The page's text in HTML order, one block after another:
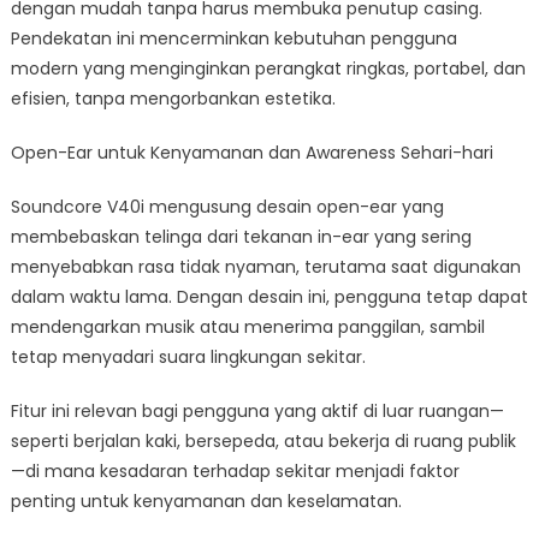
dengan mudah tanpa harus membuka penutup casing.
Pendekatan ini mencerminkan kebutuhan pengguna
modern yang menginginkan perangkat ringkas, portabel, dan
efisien, tanpa mengorbankan estetika.
Open-Ear untuk Kenyamanan dan Awareness Sehari-hari
Soundcore V40i mengusung desain open-ear yang
membebaskan telinga dari tekanan in-ear yang sering
menyebabkan rasa tidak nyaman, terutama saat digunakan
dalam waktu lama. Dengan desain ini, pengguna tetap dapat
mendengarkan musik atau menerima panggilan, sambil
tetap menyadari suara lingkungan sekitar.
Fitur ini relevan bagi pengguna yang aktif di luar ruangan—
seperti berjalan kaki, bersepeda, atau bekerja di ruang publik
—di mana kesadaran terhadap sekitar menjadi faktor
penting untuk kenyamanan dan keselamatan.